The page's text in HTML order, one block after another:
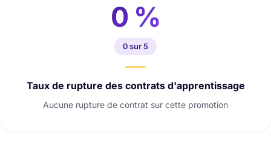
0 %
0 sur 5
Taux de rupture des contrats d'apprentissage
Aucune rupture de contrat sur cette promotion